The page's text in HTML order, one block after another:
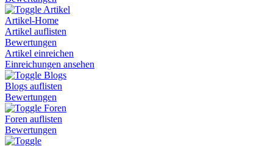
Artikel
Artikel-Home
Artikel auflisten
Bewertungen
Artikel einreichen
Einreichungen ansehen
Blogs
Blogs auflisten
Bewertungen
Foren
Foren auflisten
Bewertungen